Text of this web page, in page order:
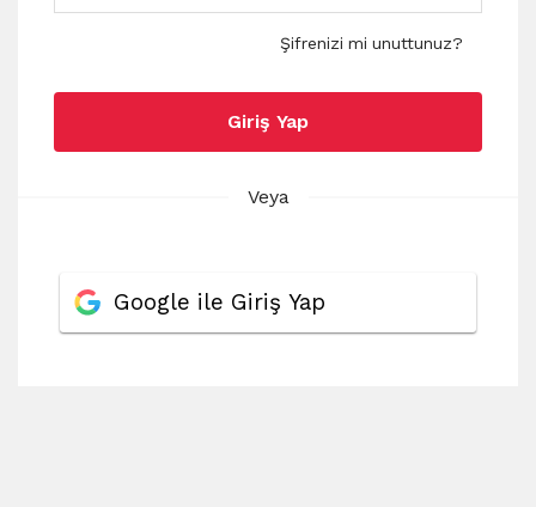
Şifrenizi mi unuttunuz?
Giriş Yap
Veya
Google ile Giriş Yap